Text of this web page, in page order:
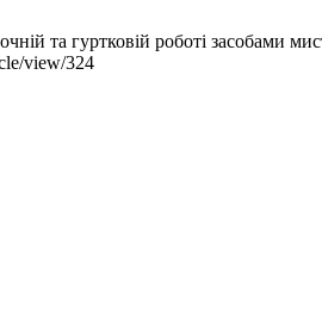
та гуртковій роботі засобами
view/324